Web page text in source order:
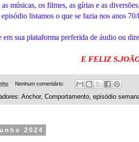
as músicas, os filmes, as gírias e as
episódio listamos o que se fazia nos anos
em sua plataforma preferida de áudio ou
E FELIZ
Nenhum comentário:
Anchor, Comportamento, episódio
2024